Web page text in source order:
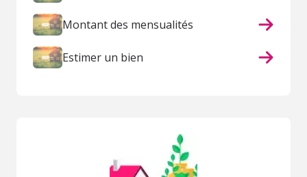
Montant des mensualités
Estimer un bien